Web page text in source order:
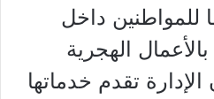
للمواطنين داخل
بالأعمال الهجرية
تقدم خدماتها